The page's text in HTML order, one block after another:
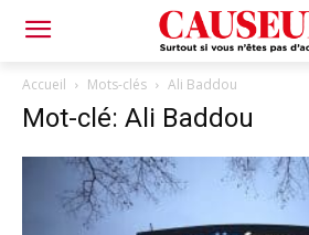
Accueil Mots-clés Ali Baddou
Mot-clé: Ali Baddou